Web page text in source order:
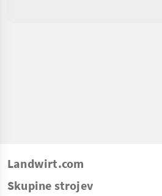
Landwirt.com
Skupine strojev